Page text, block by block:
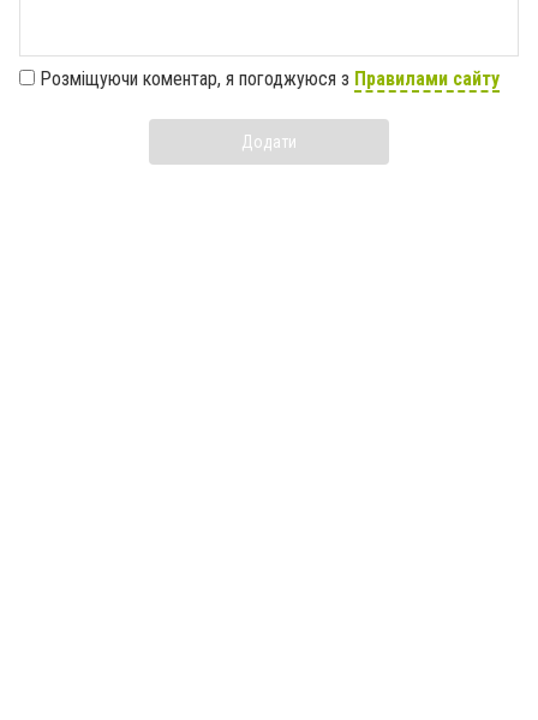
Розміщуючи коментар, я погоджуюся з Правилами сайту
Додати